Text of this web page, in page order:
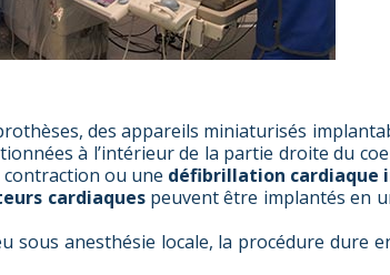
des appareils miniaturisés
à l’intérieur de la partie droite du
contraction ou une défibrillation cardiaque
cardiaquespeuvent être implantés en
sous anesthésie locale, la procédure dure